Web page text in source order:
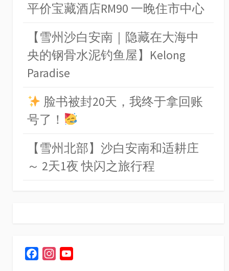
平价宝藏酒店RM90 一晚住市中心
【雪州沙白安南｜隐藏在大海中
央的钢骨水泥钓鱼屋】Kelong
Paradise
脸书被封20天，我终于拿回账
号了！
【雪州北部】沙白安南和适耕庄
～ 2天1夜 快闪之旅行程